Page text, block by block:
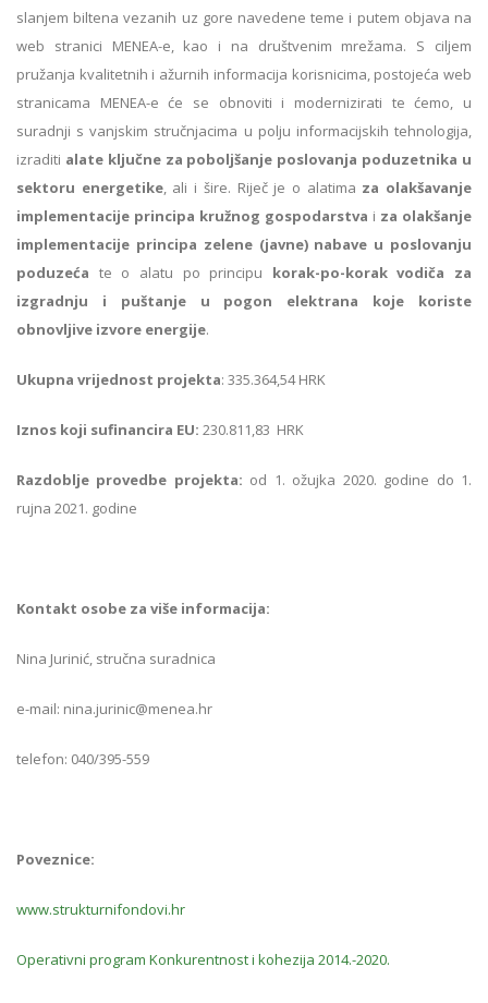
slanjem biltena vezanih uz gore navedene teme i putem objava na
web stranici MENEA-e, kao i na društvenim mrežama. S ciljem
pružanja kvalitetnih i ažurnih informacija korisnicima, postojeća web
stranicama MENEA-e će se obnoviti i modernizirati te ćemo, u
suradnji s vanjskim stručnjacima u polju informacijskih tehnologija,
izraditi alate ključne za poboljšanje poslovanja poduzetnika u
sektoru energetike, ali i šire. Riječ je o alatima za olakšavanje
implementacije principa kružnog gospodarstva i za olakšanje
implementacije principa zelene (javne) nabave u poslovanju
poduzeća te o alatu po principu korak-po-korak vodiča za
izgradnju i puštanje u pogon elektrana koje koriste
obnovljive izvore energije.
Ukupna vrijednost projekta: 335.364,54 HRK
Iznos koji sufinancira EU: 230.811,83 HRK
Razdoblje provedbe projekta: od 1. ožujka 2020. godine do 1.
rujna 2021. godine
Kontakt osobe za više informacija:
Nina Jurinić, stručna suradnica
e-mail: nina.jurinic@menea.hr
telefon: 040/395-559
Poveznice:
www.strukturnifondovi.hr
Operativni program Konkurentnost i kohezija 2014.-2020.